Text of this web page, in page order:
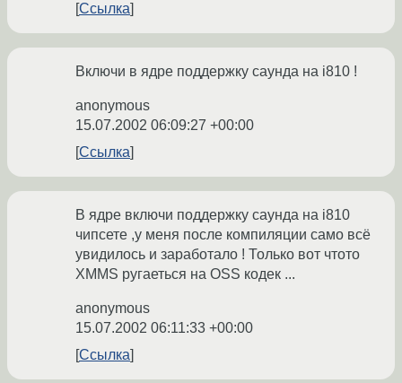
Ссылка
Включи в ядре поддержку саунда на i810 !
anonymous
15.07.2002 06:09:27 +00:00
Ссылка
В ядре включи поддержку саунда на i810
чипсете ,у меня после компиляции само всё
увидилось и заработало ! Только вот чтото
XMMS ругаеться на OSS кодек ...
anonymous
15.07.2002 06:11:33 +00:00
Ссылка